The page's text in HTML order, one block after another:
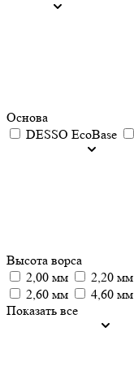
Основа
DESSO EcoBase
Высота ворса
2,00 мм
2,20 мм
2,60 мм
4,60 мм
Показать все